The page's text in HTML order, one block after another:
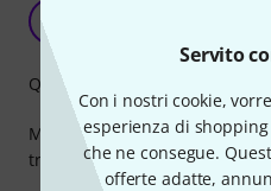
Servito
Con i nostri cookie,
esperienza di
che ne consegue.
offerte adatte,
Molto pratico. Una volta
tramite batteria V-Lock o
Qualità